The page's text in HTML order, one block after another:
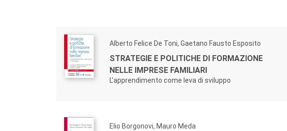
Alberto Felice De Toni, Gaetano Fausto Esposito
STRATEGIE E POLITICHE DI FORMAZIONE
NELLE IMPRESE FAMILIARI
L’apprendimento come leva di sviluppo
Elio Borgonovi, Mauro Meda